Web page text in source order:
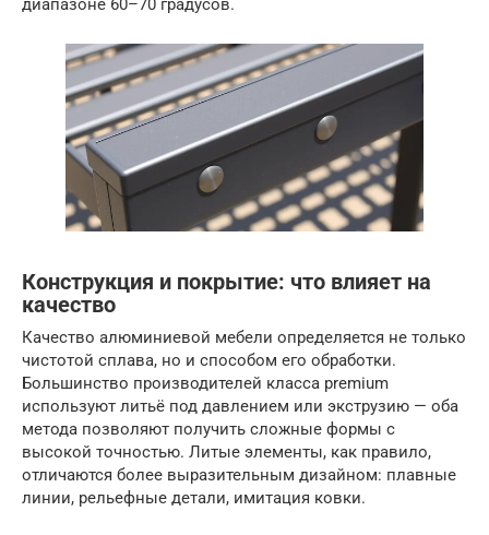
диапазоне 60–70 градусов.
Конструкция и покрытие: что влияет на
качество
Качество алюминиевой мебели определяется не только
чистотой сплава, но и способом его обработки.
Большинство производителей класса premium
используют литьё под давлением или экструзию — оба
метода позволяют получить сложные формы с
высокой точностью. Литые элементы, как правило,
отличаются более выразительным дизайном: плавные
линии, рельефные детали, имитация ковки.